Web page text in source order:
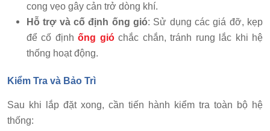
cong vẹo gây cản trở dòng khí.
Hỗ trợ và cố định ống gió: Sử dụng các giá đỡ, kẹp
để cố địnhống gióchắc chắn, tránh rung lắc khi hệ
thống hoạt động.
Kiểm Tra và Bảo Trì
Sau khi lắp đặt xong, cần tiến hành kiểm tra toàn bộ hệ
thống: